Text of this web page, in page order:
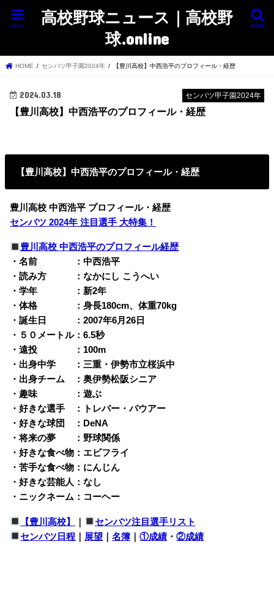
高校野球ニュース｜高校野
球.online
search
menu
HOME センバツ甲子園2024年 【豊川高校】中西浩平のプロフィール・経歴
センバツ甲子園2024年
2024.03.18
【豊川高校】中西浩平のプロフィール・経歴
【豊川高校】中西浩平のプロフィール・経歴
豊川高校 中西浩平 プロフィール・経歴
センバツ 2024年 注目選手 大特集！
豊川高校 中西浩平のプロフィール経歴
・名前 ：中西浩平
・読み方 ：なかにし こうへい
・学年 ：新2年
・体格 ：身長180cm、体重70kg
・誕生日 ：2007年6月26日
・５０メートル：6.5秒
・遠投 ：100m
・出身中学 ：三重・伊勢市立桜浜中
・出身チーム ：奥伊勢松阪シニア
・趣味 ：遊ぶ
・好きな選手 ：トレバー・バウアー
・好きな球団 ：DeNA
・将来の夢 ：野球関係
・好きな食べ物：エビフライ
・苦手な食べ物：にんじん
・好きな芸能人：なし
・ニックネーム：コーヘー
【豊川高校】 ｜
センバツ注目選手リスト
センバツ日程 ｜ 展望 ｜名簿 ｜①成績 ・②成績